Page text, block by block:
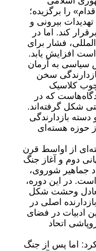
را برگزیده؛
بیرونی و
کند. اما در
فشار برای
افزایش یابد.
سیاسی به آرمان
سخن
کلاسیک
که در
شکل گرفته‌اند.
دسته بازدارندگی
حوزه هسته‌ای
از اواسط قرن
دوم و آغاز جنگ
جماهیر شوروی،
در این دوره،
تعادل وحشت شکل
اصلی در
ادبیات در فضای
اتحاد
اما پس از جنگ